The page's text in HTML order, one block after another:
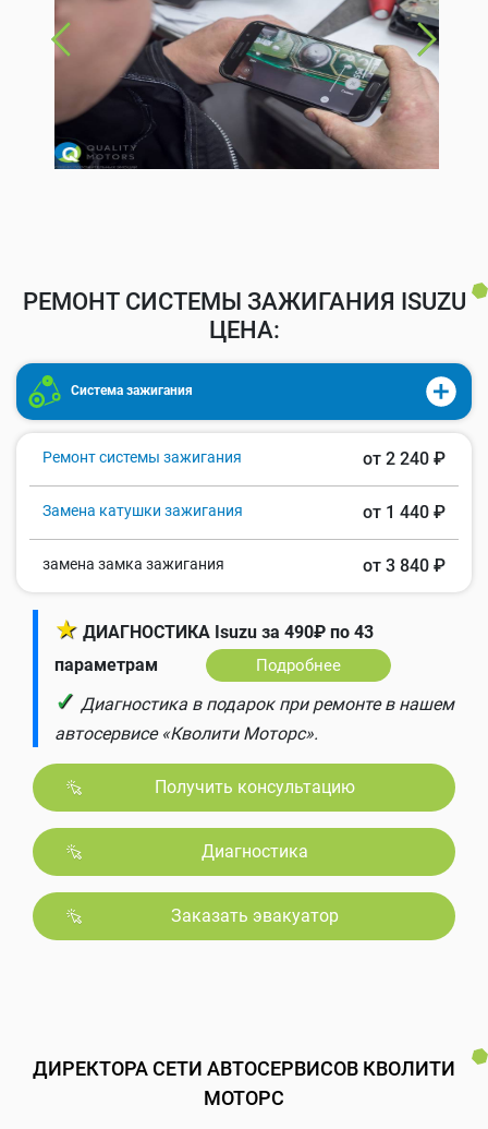
РЕМОНТ СИСТЕМЫ ЗАЖИГАНИЯ ISUZU
ЦЕНА:
Система зажигания
Ремонт системы зажигания от 2 240 ₽
Замена катушки зажигания от 1 440 ₽
замена замка зажигания от 3 840 ₽
★ ДИАГНОСТИКА Isuzu за 490₽ по 43
параметрам
Подробнее
✓ Диагностика в подарок при ремонте в нашем
автосервисе «Кволити Моторс».
Получить консультацию
Диагностика
Заказать эвакуатор
ДИРЕКТОРА СЕТИ АВТОСЕРВИСОВ КВОЛИТИ
МОТОРС